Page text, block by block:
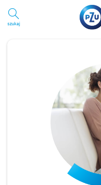
Szukaj